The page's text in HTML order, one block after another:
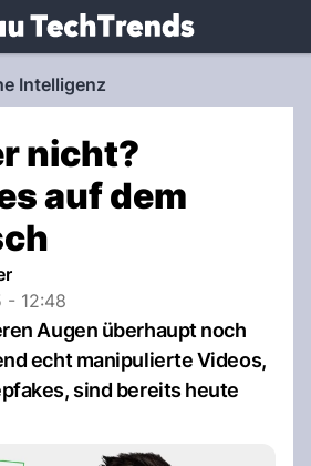
NAU.ch
Intelligenz
nicht?
auf dem
- 12:48
Augen überhaupt noch
echt manipulierte Videos,
sind bereits heute